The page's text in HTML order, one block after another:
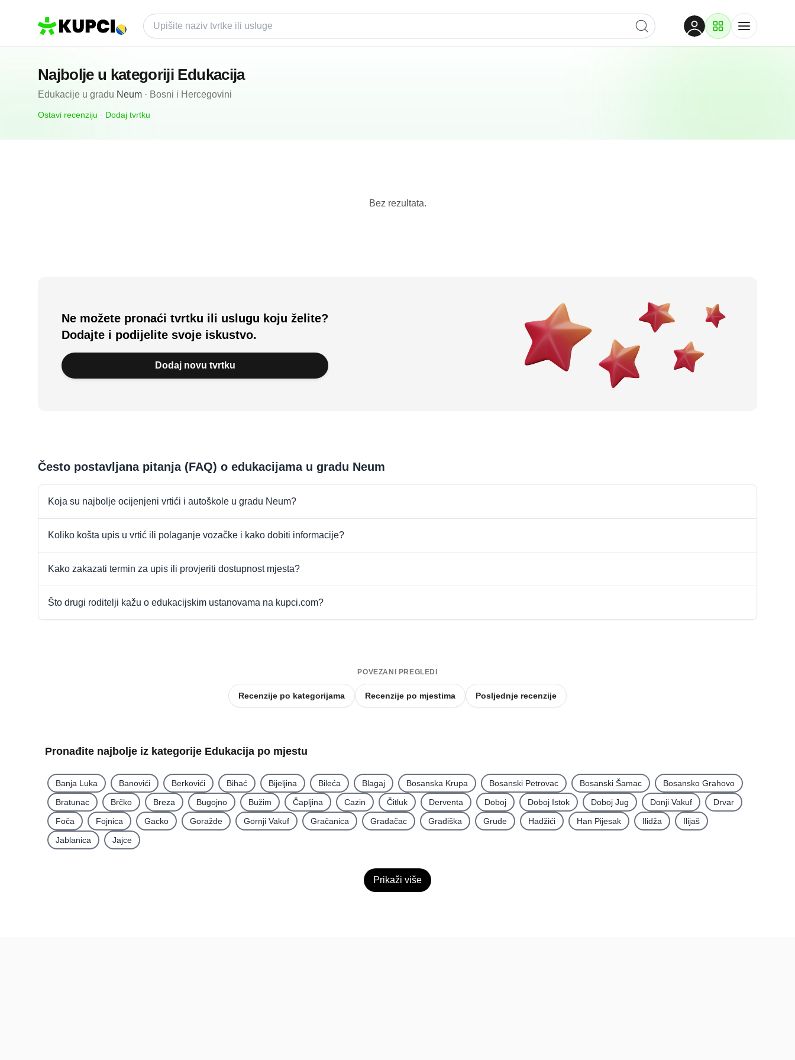
Posljednje recenzije
Dodaj tvrtku
Ostavi recenziju
Najbolje u kategoriji Edukacija
Edukacije u gradu Neum · Bosni i Hercegovini
Ostavi recenziju · Dodaj tvrtku
Bez rezultata.
Ne možete pronaći tvrtku ili uslugu koju želite?
Dodajte i podijelite svoje iskustvo.
Dodaj novu tvrtku
Često postavljana pitanja (FAQ) o edukacijama u gradu Neum
Koja su najbolje ocijenjeni vrtići i autoškole u gradu Neum?
Koliko košta upis u vrtić ili polaganje vozačke i kako dobiti informacije?
Kako zakazati termin za upis ili provjeriti dostupnost mjesta?
Što drugi roditelji kažu o edukacijskim ustanovama na kupci.com?
POVEZANI PREGLEDI
Recenzije po kategorijama Recenzije po mjestima Posljednje recenzije
Pronađite najbolje iz kategorije Edukacija po mjestu
Banja Luka Banovići Berkovići Bihać Bijeljina Bileća Blagaj Bosanska Krupa Bosanski Petrovac Bosanski Šamac
Bosansko Grahovo
Bratunac
Brčko Breza Bugojno Bužim Čapljina Cazin Čitluk Derventa Doboj Doboj Istok Doboj Jug Donji Vakuf
Drvar
Foča
Fojnica Gacko Goražde Gornji Vakuf Gračanica Gradačac Gradiška Grude Hadžići Han Pijesak Ilidža
Ilijaš
Jablanica
Jajce
Prikaži više